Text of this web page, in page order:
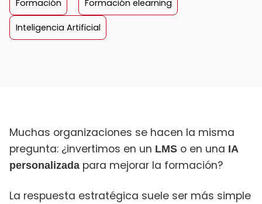
Formación Formación elearning
Inteligencia Artificial
Muchas organizaciones se hacen la misma
pregunta: ¿invertimos en un LMS o en una IA
personalizada para mejorar la formación?
La respuesta estratégica suele ser más simple